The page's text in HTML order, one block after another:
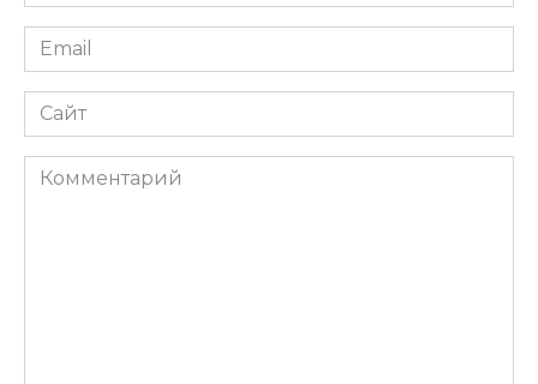
Email
*
Сайт
Комментарий